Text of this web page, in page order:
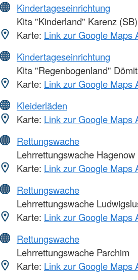
Kindertageseinrichtung
Kita "Kinderland" Karenz (SB)
Karte: Link zur Google Maps
Kindertageseinrichtung
Kita "Regenbogenland"
Karte: Link zur Google Maps
Kleiderläden
Karte: Link zur Google Maps
Rettungswache
Lehrrettungswache Hagenow
Karte: Link zur Google Maps
Rettungswache
Lehrrettungswache
Karte: Link zur Google Maps
Rettungswache
Lehrrettungswache Parchim
Karte: Link zur Google Maps